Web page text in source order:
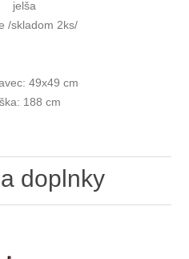
jelša
/skladom 2ks/
49x49 cm
188 cm
doplnky